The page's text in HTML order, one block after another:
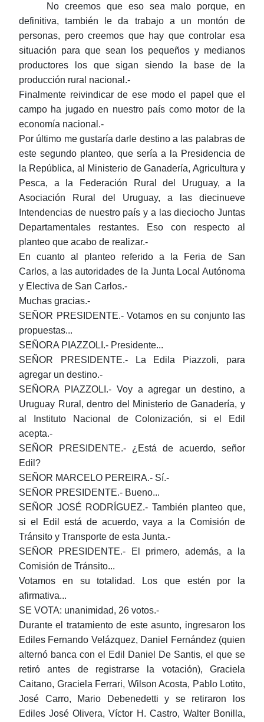
No creemos que eso sea malo porque, en
definitiva, también le da trabajo a un montón de
personas, pero creemos que hay que controlar esa
situación para que sean los pequeños y medianos
productores los que sigan siendo la base de la
producción rural nacional.-
Finalmente reivindicar de ese modo el papel que el
campo ha jugado en nuestro país como motor de la
economía nacional.-
Por último me gustaría darle destino a las palabras de
este segundo planteo, que sería a la Presidencia de
la República, al Ministerio de Ganadería, Agricultura y
Pesca, a la Federación Rural del Uruguay, a la
Asociación Rural del Uruguay, a las diecinueve
Intendencias de nuestro país y a las dieciocho Juntas
Departamentales restantes. Eso con respecto al
planteo que acabo de realizar.-
En cuanto al planteo referido a la Feria de San
Carlos, a las autoridades de la Junta Local Autónoma
y Electiva de San Carlos.-
Muchas gracias.-
SEÑOR PRESIDENTE.- Votamos en su conjunto las
propuestas...
SEÑORA PIAZZOLI.- Presidente...
SEÑOR PRESIDENTE.- La Edila Piazzoli, para
agregar un destino.-
SEÑORA PIAZZOLI.- Voy a agregar un destino, a
Uruguay Rural, dentro del Ministerio de Ganadería, y
al Instituto Nacional de Colonización, si el Edil
acepta.-
SEÑOR PRESIDENTE.- ¿Está de acuerdo, señor
Edil?
SEÑOR MARCELO PEREIRA.- Sí.-
SEÑOR PRESIDENTE.- Bueno...
SEÑOR JOSÉ RODRÍGUEZ.- También planteo que,
si el Edil está de acuerdo, vaya a la Comisión de
Tránsito y Transporte de esta Junta.-
SEÑOR PRESIDENTE.- El primero, además, a la
Comisión de Tránsito...
Votamos en su totalidad. Los que estén por la
afirmativa...
SE VOTA: unanimidad, 26 votos.-
Durante el tratamiento de este asunto, ingresaron los
Ediles Fernando Velázquez, Daniel Fernández (quien
alternó banca con el Edil Daniel De Santis, el que se
retiró antes de registrarse la votación), Graciela
Caitano, Graciela Ferrari, Wilson Acosta, Pablo Lotito,
José Carro, Mario Debenedetti y se retiraron los
Ediles José Olivera, Víctor H. Castro, Walter Bonilla,